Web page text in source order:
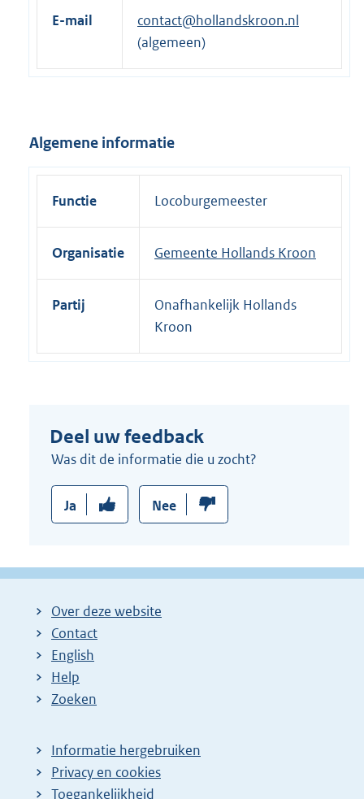
r
e
n
k
E-mail
contact@hollandskroon.nl
(algemeen)
Algemene informatie
Functie Locoburgemeester
Organisatie Gemeente Hollands Kroon
Partij
Onafhankelijk Hollands
Kroon
Deel uw feedback
Was dit de informatie die u zocht?
Ja Nee
Over deze website
Contact
English
Help
Zoeken
Informatie hergebruiken
Privacy en cookies
Toegankelijkheid